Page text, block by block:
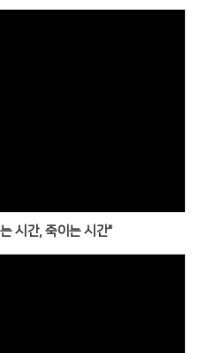
시간, 죽이는 시간"